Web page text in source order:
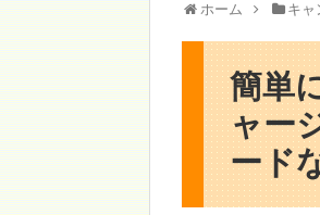
ホーム キャ
簡単
ャー
ード